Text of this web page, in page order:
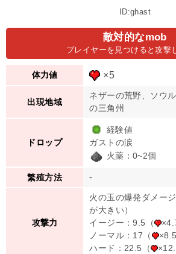
ID:ghast
敵対的なmob
プレイヤーを見つけると攻撃
体力値 ×5
出現地域
ネザーの荒野、ソウ
の三角州
ドロップ
経験値
ガストの涙
火薬：0~2個
繁殖方法 -
攻撃力
火の玉の爆発ダメー
が大きい）
イージー：9.5（
ノーマル：17（
×8.5
ハード：22.5（